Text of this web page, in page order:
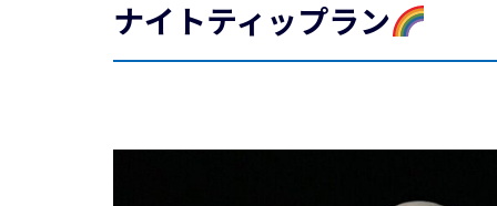
ナイトティップラン